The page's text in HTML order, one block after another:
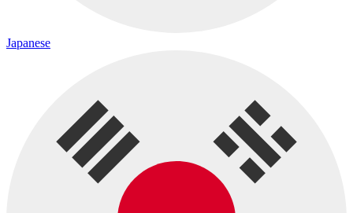
Japanese